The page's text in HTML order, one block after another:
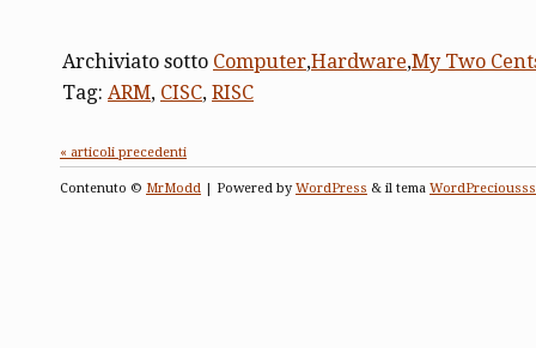
Archiviato sotto Computer,Hardware,My Two
Tag: ARM, CISC, RISC
« articoli precedenti
Contenuto © MrModd | Powered byWordPress & il tema WordPreciousss